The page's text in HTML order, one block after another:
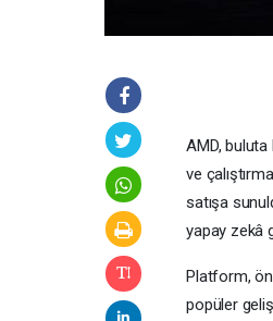
AMD,
ve
satışa
yapay zekâ
Platform,
popüler